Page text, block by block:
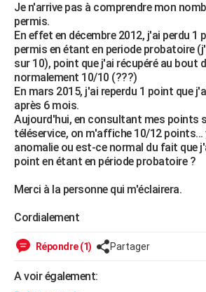
Mobiles
Meilleur smartphone
Internet
Ordinateurs
Jeux vidéo
Guide high-tech
+BRICOLAGE
Forum
Aménagement intérieur
Extérieur
Cuisine
Salle de bains
Jardinage
Rangement
WEEK-END
Guides de France
Escapades
Patrimoine
Expositions
Week-end nature
LIFESTYLE
Art de vivre
Bien-être
Loisirs
Modes de vie
SANTE
Alimentation
Guide de la santé
Maladies
Médicaments
Sommeil
VOYAGE
Destinations
City break
Voyage nature
Voyage de noces
Forum
Climat
+PHOTO
GUIDES D'ACHAT
BONS PLANS
CARTE DE VOEUX
Carte de Noël
Carte Bonne année
Carte Saint-Valentin
Carte Pâques
Carte d'anniversaire
DICTIONNAIRE
Je n'arrive pas à comprendre mon
permis.
En effet en décembre 2012, j'ai perdu 1
permis en étant en periode probatoire
sur 10), point que j'ai récupéré au bout
normalement 10/10 (???)
En mars 2015, j'ai reperdu 1 point que
après 6 mois.
Aujourd'hui, en consultant mes points
téléservice, on m'affiche 10/12 points...
anomalie ou est-ce normal du fait que
point en étant en période probatoire ?
Merci à la personne qui m'éclairera.
Cordialement
Répondre (1) Partager
A voir également: